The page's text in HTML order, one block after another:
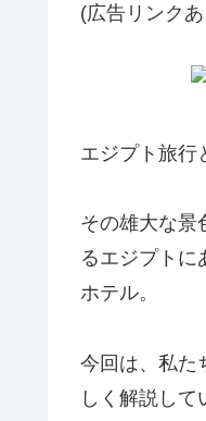
(広告リンク
エジプト旅行
その雄大な景
るエジプトに
ホテル。
今回は、私た
しく解説して